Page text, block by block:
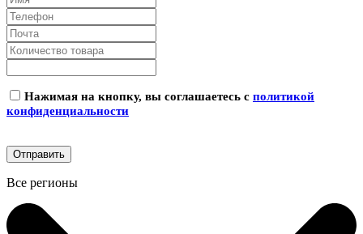
Нажимая на кнопку, вы соглашаетесь с политикой
конфиденциальности
Все регионы